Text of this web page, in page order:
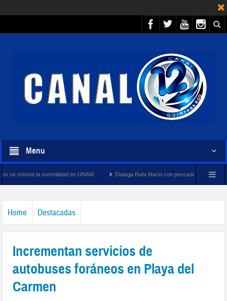
Menu
en UNAM Dialoga Rafa Marín con pescadores y cooperativistas
Home Destacadas
Incrementan servicios de
autobuses foráneos en Playa del
Carmen